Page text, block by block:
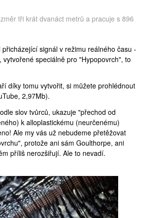
tři krát dvanáct metrů a pracuje s 896
signál v režimu reálného času -
speciálně pro "Hypopovrch", to
díky tomu vytvořit, si můžete prohlédnout
2,97Mb).
slov tvůrců, ukazuje "přechod od
k alloplastickému (neurčenému)
Ale my vás už nebudeme přetěžovat
protože ani sám Goulthorpe, ani
příliš nerozšiřují. Ale to nevadí.